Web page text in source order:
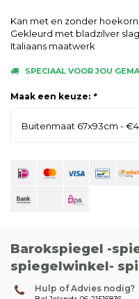
Kan met en zonder
Gekleurd met bladzilver
Italiaans maatwerk
SPECIAAL VOOR JOU
Maak een keuze: *
Buitenmaat 67x93cm -
Barokspiegel -
spiegelwinkel-
Hulp of Advies nodig?